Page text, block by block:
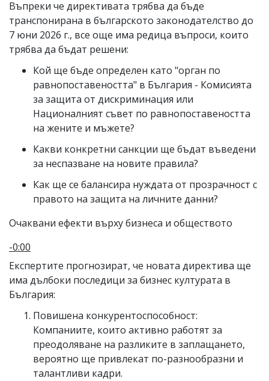
Въпреки че директивата трябва да бъде
транспонирана в българското законодателство до
7 юни 2026 г., все още има редица въпроси, които
трябва да бъдат решени:
Кой ще бъде определен като "орган по
равнопоставеността" в България - Комисията
за защита от дискриминация или
Националният съвет по равнопоставеността
на жените и мъжете?
Какви конкретни санкции ще бъдат въведени
за неспазване на новите правила?
Как ще се балансира нуждата от прозрачност с
правото на защита на личните данни?
Очаквани ефекти върху бизнеса и обществото
-0:00
Експертите прогнозират, че новата директива ще
има дълбоки последици за бизнес културата в
България:
Повишена конкурентоспособност:
Компаниите, които активно работят за
преодоляване на разликите в заплащането,
вероятно ще привлекат по-разнообразни и
талантливи кадри.